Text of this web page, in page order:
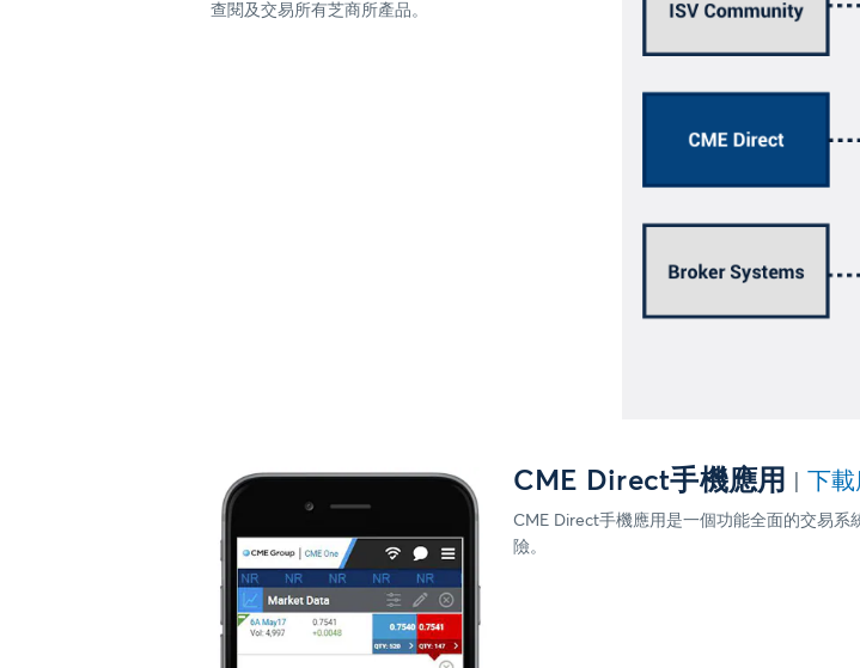
查閱及交易所有芝商所產品。
CME Direct手機應用 下
CME Direct手機應用是一個功能全面的交易
險。